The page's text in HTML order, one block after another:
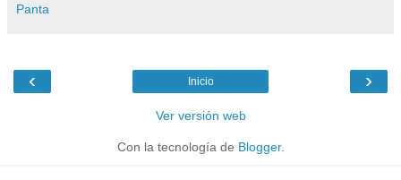
Panta
‹ ›
Inicio
Ver versión web
Con la tecnología de Blogger.